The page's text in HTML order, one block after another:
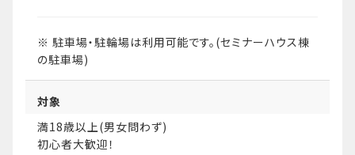
※ 駐車場・駐輪場は利用可能です。(セミナーハウス棟
の駐車場)
対象
満18歳以上(男女問わず)
初心者大歓迎！